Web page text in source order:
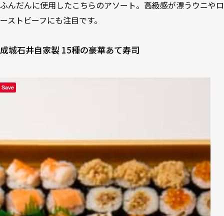
ふんだんに使用したこちらのアソート。高級感が漂うウニやロ
ーストビーフにも注目です。
成城石井自家製 15種の豪華あて寿司
Save